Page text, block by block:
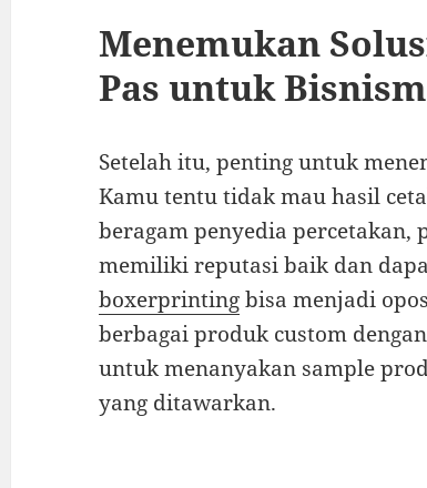
Menemukan
Pas untuk
Setelah itu, penting untuk
Kamu tentu tidak mau hasil
beragam penyedia
memiliki reputasi baik dan
boxerprintingbisa menjadi
berbagai produk custom
untuk menanyakan sample
yang ditawarkan.